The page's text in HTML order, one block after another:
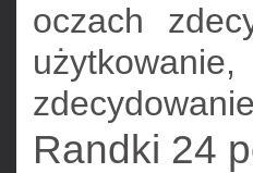
oczach
Randki 24